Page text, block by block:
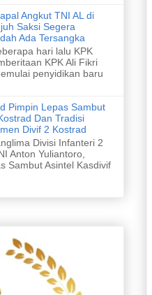
Angkut TNI AL di
Saksi Segera
Ada Tersangka
hari lalu KPK
KPK Ali Fikri
penyidikan baru
Pimpin Lepas Sambut
Dan Tradisi
Divif 2 Kostrad
Divisi Infanteri 2
Anton Yuliantoro,
Sambut Asintel Kasdivif